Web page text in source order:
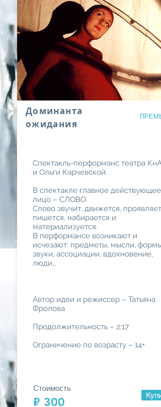
Доминанта
ожидания
Спектакль-перформанс театра
и Ольги Карчевской.
В спектакле главное действующее
лицо – СЛОВО.
Слово звучит, движется,
пишется, набирается и
материализуется.
В перформансе возникают и
исчезают: предметы, мысли, формы,
звуки, ассоциации, вдохновение,
люди…
Автор идеи и режиссер – Татьяна
Фролова
Продолжительность – 2:17
Ограничение по возрасту – 14+
Стоимость
₽ 300